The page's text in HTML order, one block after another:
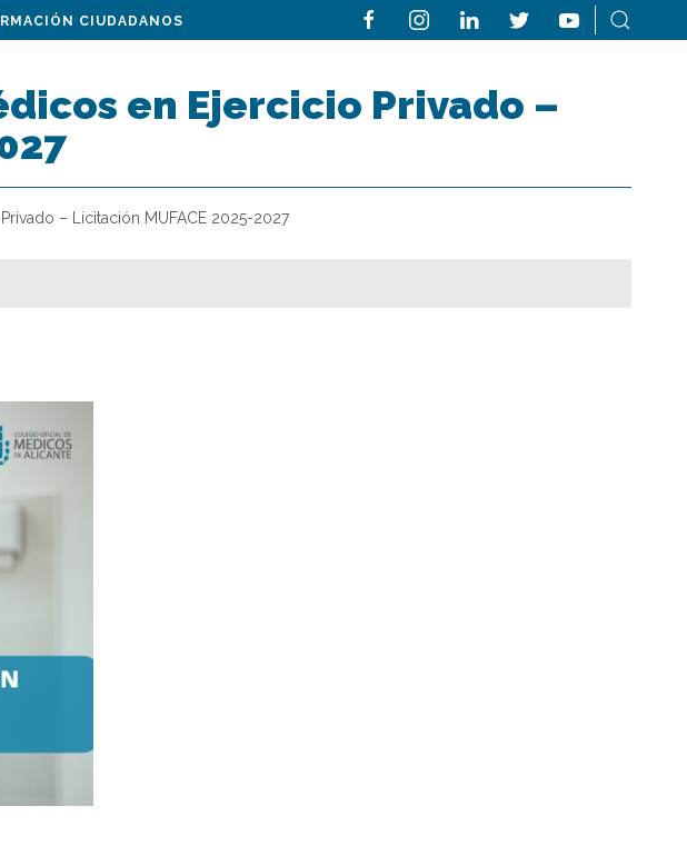
CIUDADANOS
en Ejercicio Privado –
– Licitación MUFACE 2025-2027